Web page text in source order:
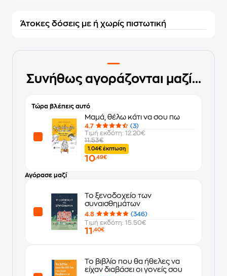
Άτοκες δόσεις με ή χωρίς πιστωτική
Συνήθως αγοράζονται μαζί...
Τώρα βλέπεις αυτό
Μαμά, θέλω κάτι να σου πω
4.7
(3)
Τιμή εκδότη: 12.20€
11.53€
1.04€ έκπτωση
10,49€
Αγόρασε μαζί
Το ξενοδοχείο των
συναισθημάτων
4.8
(346)
Τιμή εκδότη: 15.50€
11 ,40€
Το βιβλίο που θα ήθελες να
είχαν διαβάσει οι γονείς σου